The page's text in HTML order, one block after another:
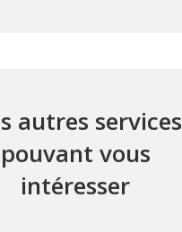
autres services
pouvant vous
intéresser